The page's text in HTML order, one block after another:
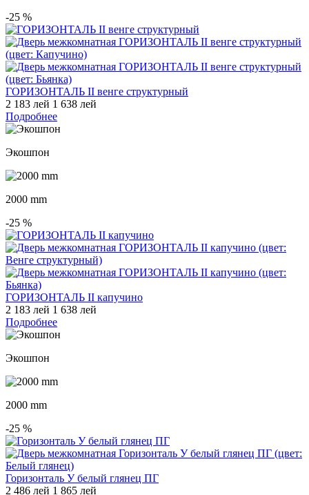
-25 %
ГОРИЗОНТАЛЬ II венге структурный
2 183 лей 1 638 лей
Подробнее
Экошпон
2000 mm
-25 %
ГОРИЗОНТАЛЬ II капучино
2 183 лей 1 638 лей
Подробнее
Экошпон
2000 mm
-25 %
Горизонталь У белый глянец ПГ
2 486 лей 1 865 лей